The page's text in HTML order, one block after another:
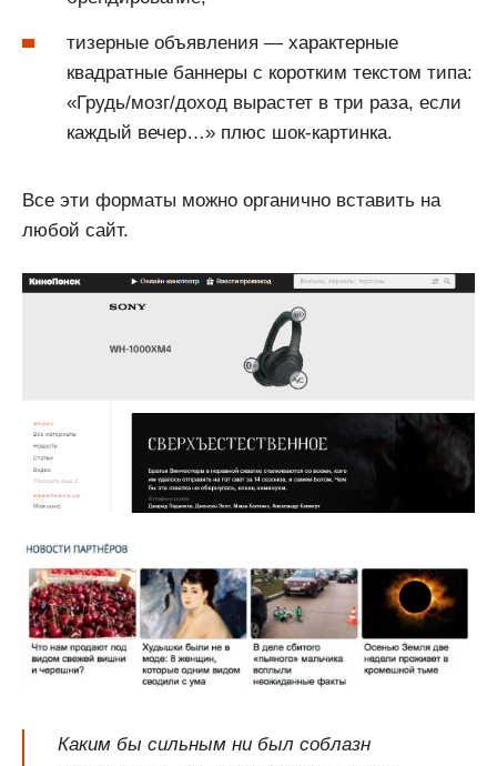
тизерные объявления — характерные
квадратные баннеры с коротким текстом типа:
«Грудь/мозг/доход вырастет в три раза, если
каждый вечер…» плюс шок-картинка.
Все эти форматы можно органично вставить на
любой сайт.
Каким бы сильным ни был соблазн